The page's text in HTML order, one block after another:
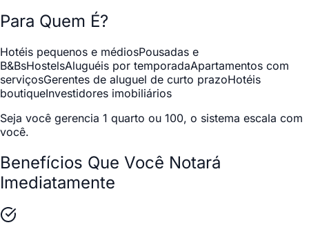
Para Quem É?
Hotéis pequenos e médiosPousadas e
B&BsHostelsAluguéis por temporadaApartamentos com
serviçosGerentes de aluguel de curto prazoHotéis
boutiqueInvestidores imobiliários
Seja você gerencia 1 quarto ou 100, o sistema escala com
você.
Benefícios Que Você Notará
Imediatamente